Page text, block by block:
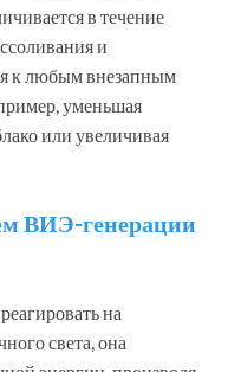
в течение
и
к любым внезапным
уменьшая
или увеличивая
ВИЭ-генерации
на
света, она